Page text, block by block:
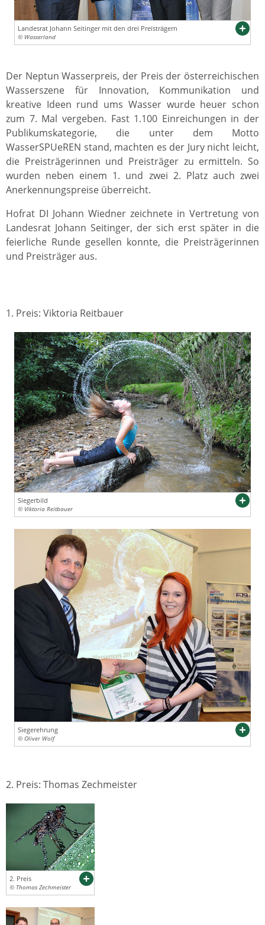
Landesrat Johann Seitinger mit den drei Preisträgern
© Wasserland
Der Neptun Wasserpreis, der Preis der österreichischen
Wasserszene für Innovation, Kommunikation und
kreative Ideen rund ums Wasser wurde heuer schon
zum 7. Mal vergeben. Fast 1.100 Einreichungen in der
Publikumskategorie, die unter dem Motto
WasserSPUeREN stand, machten es der Jury nicht leicht,
die Preisträgerinnen und Preisträger zu ermitteln. So
wurden neben einem 1. und zwei 2. Platz auch zwei
Anerkennungspreise überreicht.
Hofrat DI Johann Wiedner zeichnete in Vertretung von
Landesrat Johann Seitinger, der sich erst später in die
feierliche Runde gesellen konnte, die Preisträgerinnen
und Preisträger aus.
1. Preis: Viktoria Reitbauer
Siegerbild
© Viktoria Reitbauer
Siegerehrung
© Oliver Wolf
2. Preis: Thomas Zechmeister
2. Preis
© Thomas Zechmeister